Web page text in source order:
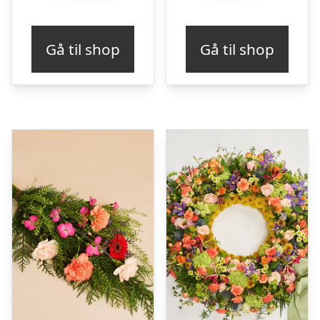
Gå til shop Gå til shop